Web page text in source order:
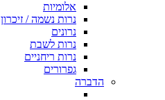
אלומיות
נרות נשמה / זיכרון
נרונים
נרות לשבת
נרות ריחניים
גפרורים
הדברה